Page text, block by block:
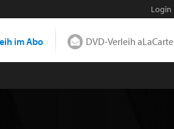
Login
im Abo DVD-Verleih aLaCarte